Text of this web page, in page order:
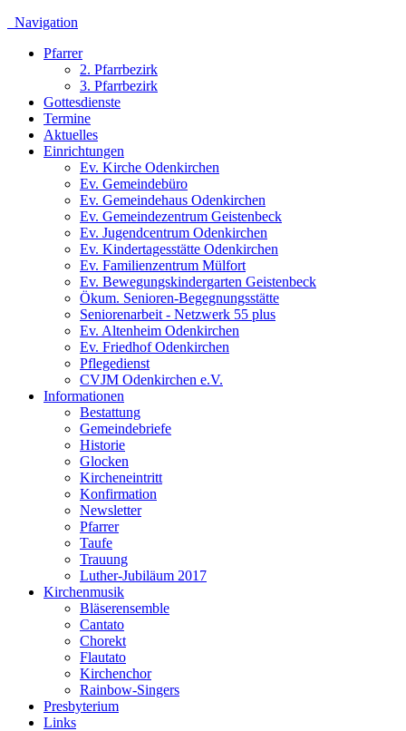
Navigation
Pfarrer
2. Pfarrbezirk
3. Pfarrbezirk
Gottesdienste
Termine
Aktuelles
Einrichtungen
Ev. Kirche Odenkirchen
Ev. Gemeindebüro
Ev. Gemeindehaus Odenkirchen
Ev. Gemeindezentrum Geistenbeck
Ev. Jugendcentrum Odenkirchen
Ev. Kindertagesstätte Odenkirchen
Ev. Familienzentrum Mülfort
Ev. Bewegungskindergarten Geistenbeck
Ökum. Senioren-Begegnungsstätte
Seniorenarbeit - Netzwerk 55 plus
Ev. Altenheim Odenkirchen
Ev. Friedhof Odenkirchen
Pflegedienst
CVJM Odenkirchen e.V.
Informationen
Bestattung
Gemeindebriefe
Historie
Glocken
Kircheneintritt
Konfirmation
Newsletter
Pfarrer
Taufe
Trauung
Luther-Jubiläum 2017
Kirchenmusik
Bläserensemble
Cantato
Chorekt
Flautato
Kirchenchor
Rainbow-Singers
Presbyterium
Links